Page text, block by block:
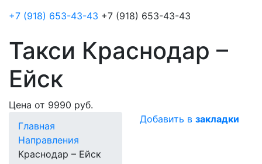
+7 (918) 653-43-43 +7 (918) 653-43-43
Такси Краснодар –
Ейск
Цена от 9990 руб.
Главная
Направления
Краснодар – Ейск
Добавить в закладки